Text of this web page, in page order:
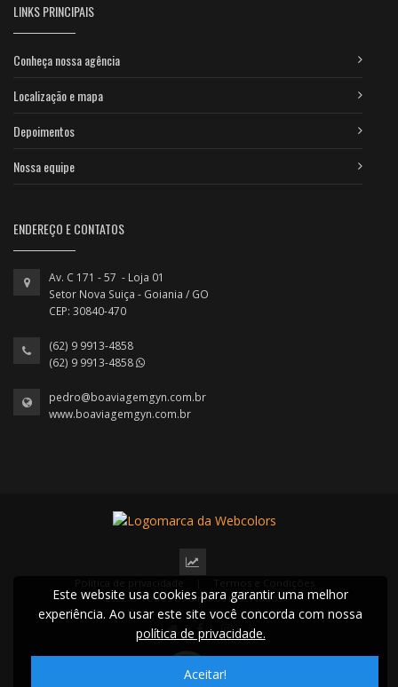
LINKS PRINCIPAIS
Conheça nossa agência
Localização e mapa
Depoimentos
Nossa equipe
ENDEREÇO E CONTATOS
Av. C 171 - 57 - Loja 01
Setor Nova Suiça - Goiania / GO
CEP: 30840-470
(62) 9 9913-4858
(62) 9 9913-4858
pedro@boaviagemgyn.com.br
www.boaviagemgyn.com.br
2022 © Todos os direitos reservados.
Este website usa cookies para garantir uma melhor
experiência. Ao usar este site você concorda com nossa
política de privacidade.
Aceitar!